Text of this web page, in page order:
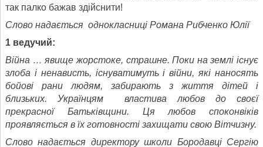
так палко бажав здійснити!
Слово надається однокласниці Романа Рибченко Юлії
1 ведучий:
Війна … явище жорстоке, страшне. Поки на землі існує
злоба і ненависть, існуватимуть і війни, які наносять
бойові рани людям, забирають з життя дітей і
близьких. Українцям властива любов до своєї
прекрасної Батьківщини. Ця любов споконвіків
проявляється в їх готовності захищати свою Вітчизну.
Слово надається директору школи Бородавці Сергію